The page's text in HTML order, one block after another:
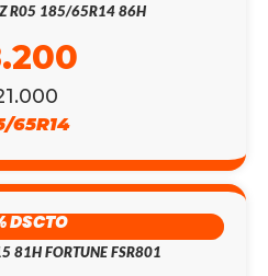
R05 185/65R14 86H
65R14
DSCTO
81H FORTUNE FSR801